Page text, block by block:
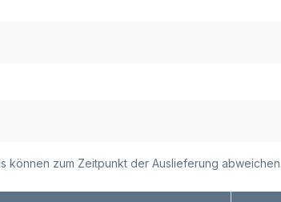
können zum Zeitpunkt der Auslieferung abweichen.